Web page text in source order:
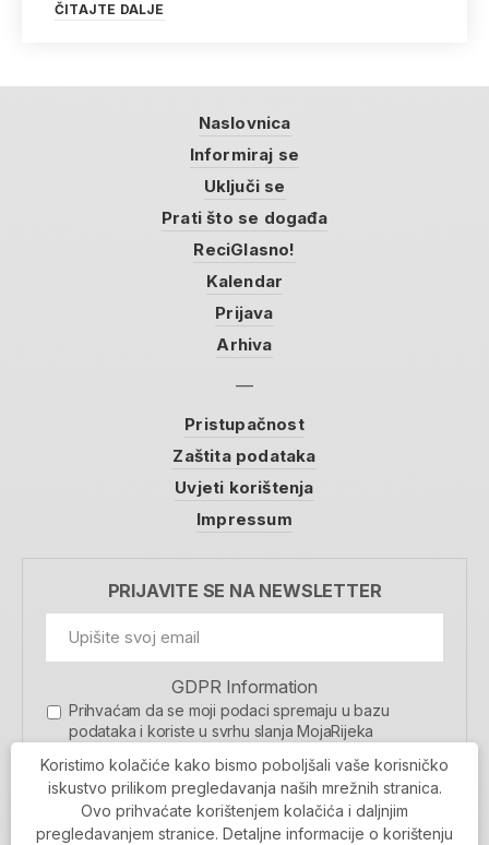
ČITAJTE DALJE
Naslovnica
Informiraj se
Uključi se
Prati što se događa
ReciGlasno!
Kalendar
Prijava
Arhiva
Pristupačnost
Zaštita podataka
Uvjeti korištenja
Impressum
PRIJAVITE SE NA NEWSLETTER
GDPR Information
Prihvaćam da se moji podaci spremaju u bazu
podataka i koriste u svrhu slanja MojaRijeka
MOJARIJEKA NEWSLETTER
PRIJAVI SE
Koristimo kolačiće kako bismo poboljšali vaše korisničko
iskustvo prilikom pregledavanja naših mrežnih stranica.
Ovo prihvaćate korištenjem kolačića i daljnjim
pregledavanjem stranice. Detaljne informacije o korištenju